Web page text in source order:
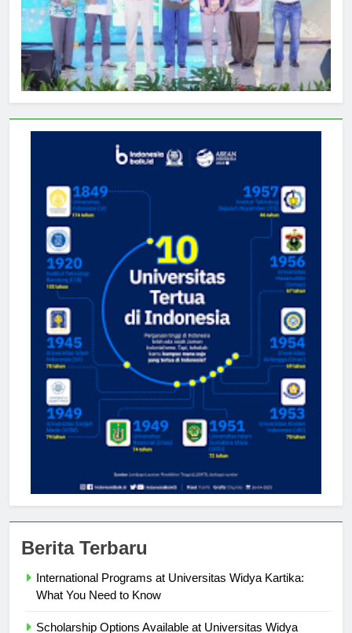
Berita Terbaru
International Programs at Universitas Widya Kartika: